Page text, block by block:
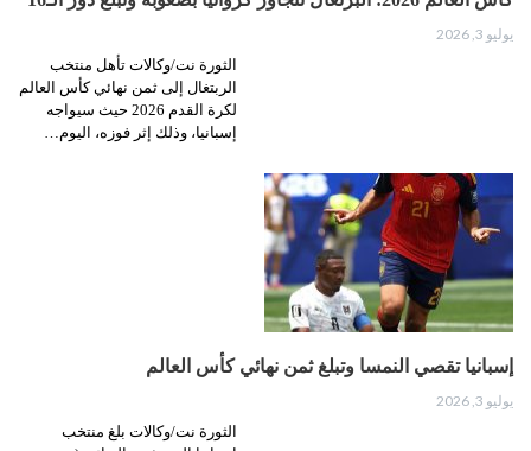
يوليو 3, 2026
الثورة نت/وكالات تأهل منتخب
الربتغال إلى ثمن نهائي كأس العالم
لكرة القدم 2026 حيث سيواجه
إسبانيا، وذلك إثر فوزه، اليوم…
إسبانيا تقصي النمسا وتبلغ ثمن نهائي كأس العالم
يوليو 3, 2026
الثورة نت/وكالات بلغ منتخب